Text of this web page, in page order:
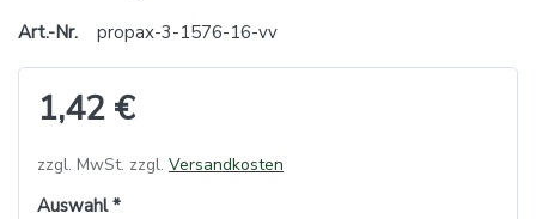
Art.-Nr.
propax-3-1576-16-vv
1,42 €
zzgl. MwSt. zzgl. Versandkosten
Auswahl